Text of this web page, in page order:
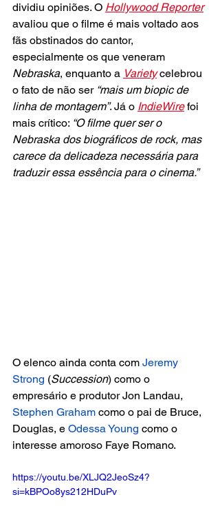
dividiu opiniões. O Hollywood Reporter
avaliou que o filme é mais voltado aos
fãs obstinados do cantor,
especialmente os que veneram
Nebraska, enquanto a Variety celebrou
o fato de não ser “mais um biopic de
linha de montagem”. Já o IndieWire foi
mais crítico: “O filme quer ser o
Nebraska dos biográficos de rock, mas
carece da delicadeza necessária para
traduzir essa essência para o cinema.”
O elenco ainda conta com Jeremy
Strong (Succession) como o
empresário e produtor Jon Landau,
Stephen Graham como o pai de Bruce,
Douglas, e Odessa Young como o
interesse amoroso Faye Romano.
https://youtu.be/XLJQ2JeoSz4?
si=kBPOo8ys212HDuPv